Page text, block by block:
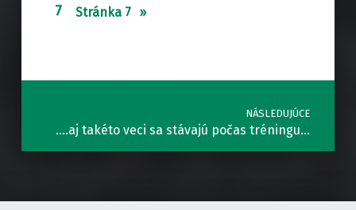
Stránka 7
Navigácia v článkoch
NÁSLEDUJÚCE
….aj takéto veci sa stávajú počas tréningu…